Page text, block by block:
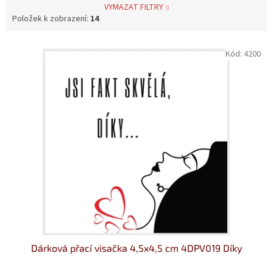
VYMAZAT FILTRY
Položek k zobrazení: 14
Dárková přací visačka 4,5x4,5 cm 4DPV019 Díky
Kód: 4200